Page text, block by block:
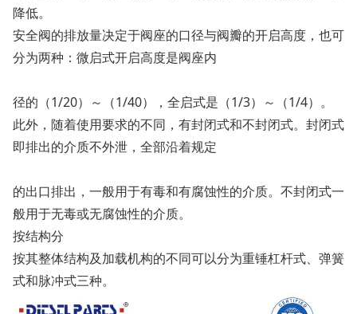
降低。
安全阀的排放量决定于阀座的口径与阀瓣的开启高度，也可
分为两种：微启式开启高度是阀座内
径的（1/20）～（1/40），全启式是（1/3）～（1/4）。
此外，随着使用要求的不同，有封闭式和不封闭式。封闭式
即排出的介质不外泄，全部沿着规定
的出口排出，一般用于有毒和有腐蚀性的介质。不封闭式一
般用于无毒或无腐蚀性的介质。
按结构分
按其整体结构及加载机构的不同可以分为重锤杠杆式、弹簧
式和脉冲式三种。